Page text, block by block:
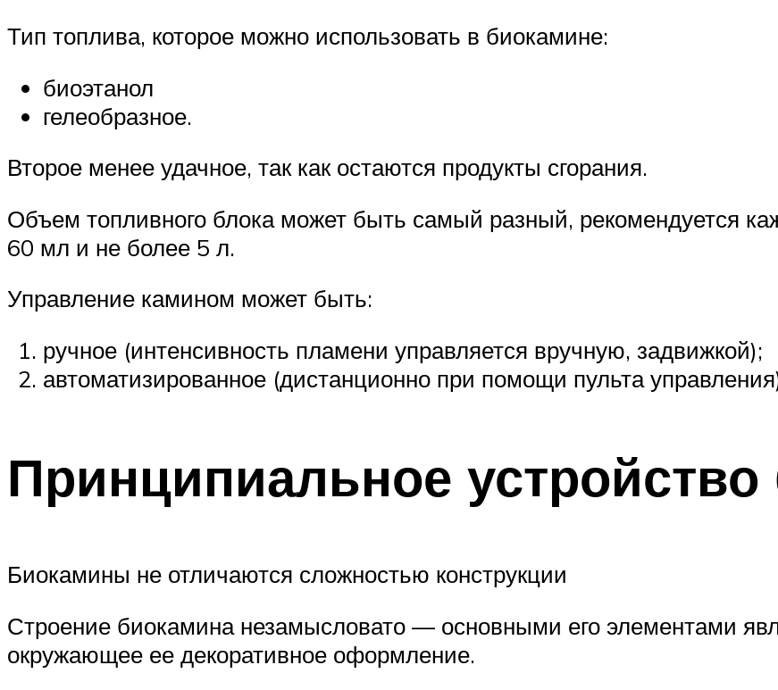
Тип топлива, которое можно использовать в биокамине:
биоэтанол
гелеобразное.
Второе менее удачное, так как остаются продукты сгорания.
Объем топливного блока может быть самый разный, рекомендуется
60 мл и не более 5 л.
Управление камином может быть:
ручное (интенсивность пламени управляется вручную, задвижкой);
автоматизированное (дистанционно при помощи пульта
Принципиальное
Биокамины не отличаются сложностью конструкции
Строение биокамина незамысловато — основными его элементами
окружающее ее декоративное оформление.